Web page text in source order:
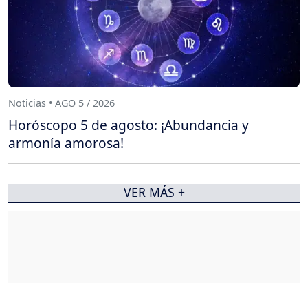
Noticias • AGO 5 / 2026
Horóscopo 5 de agosto: ¡Abundancia y
armonía amorosa!
VER MÁS +